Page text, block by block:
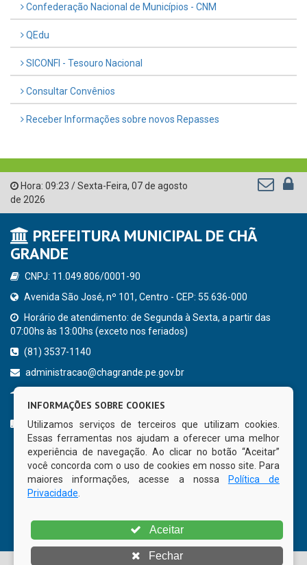
Confederação Nacional de Municípios - CNM
QEdu
SICONFI - Tesouro Nacional
Consultar Convênios
Receber Informações sobre novos Repasses
Hora: 09:23 /Sexta-Feira, 07 de agosto
de 2026
PREFEITURA MUNICIPAL DE CHÃ
GRANDE
CNPJ: 11.049.806/0001-90
Avenida São José, nº 101, Centro - CEP: 55.636-000
Horário de atendimento: de Segunda à Sexta, a partir das
07:00hs às 13:00hs (exceto nos feriados)
(81) 3537-1140
administracao@chagrande.pe.gov.br
CURTA NOSSA FAN PAGE
INFORMAÇÕES SOBRE COOKIES
Utilizamos serviços de terceiros que utilizam cookies.
Essas ferramentas nos ajudam a oferecer uma melhor
experiência de navegação. Ao clicar no botão “Aceitar”
você concorda com o uso de cookies em nosso site. Para
maiores informações, acesse a nossa
Política de
Privacidade
Aceitar
Fechar